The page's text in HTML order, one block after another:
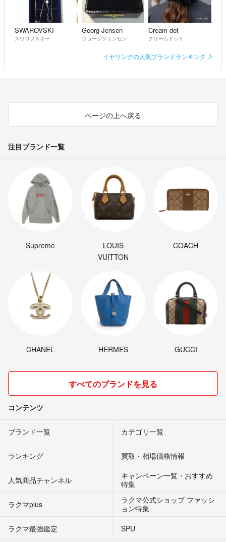
SWAROVSKI
スワロフスキー
Georg Jensen
ジョージジェンセン
Cream dot
クリームドット
イヤリングの人気ブランドランキング
ページの上へ戻る
注目ブランド一覧
Supreme
LOUIS
VUITTON
COACH
CHANEL HERMES GUCCI
すべてのブランドを見る
コンテンツ
ブランド一覧 カテゴリ一覧
ランキング 買取・相場価格情報
人気商品チャンネル
キャンペーン一覧・おすすめ
特集
ラクマplus
ラクマ公式ショップ ファッシ
ョン特集
ラクマ最強鑑定
SPU